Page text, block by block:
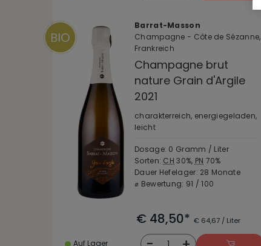
Barrat-Masson
Champagne - Côte de Sézanne,
Frankreich
Champagne brut
nature Grain d'Argile
2021
charakterreich, energiegeladen,
leicht
Dosage: 0 Gramm / Liter
Sorten: CH 30%, PN 70%
Dauer Hefelager: 28 Monate
⌀ Bewertung: 91 / 100
€ 48,50* € 64,67 / Liter
Auf Lager